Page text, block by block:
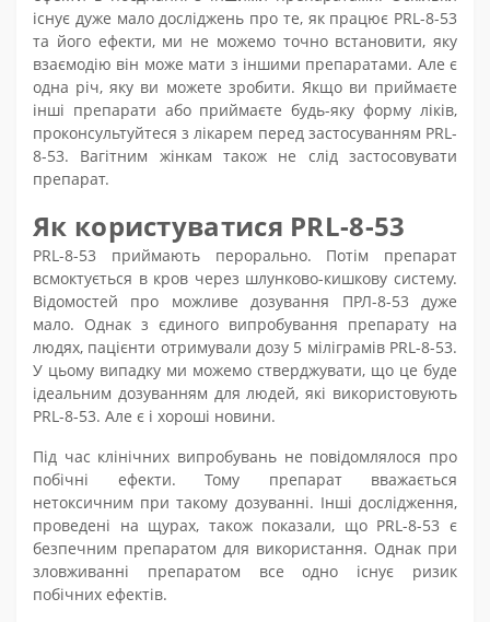
існує дуже мало досліджень про те, як працює PRL-8-53
та його ефекти, ми не можемо точно встановити, яку
взаємодію він може мати з іншими препаратами. Але є
одна річ, яку ви можете зробити. Якщо ви приймаєте
інші препарати або приймаєте будь-яку форму ліків,
проконсультуйтеся з лікарем перед застосуванням PRL-
8-53. Вагітним жінкам також не слід застосовувати
препарат.
Як користуватися PRL-8-53
PRL-8-53 приймають перорально. Потім препарат
всмоктується в кров через шлунково-кишкову систему.
Відомостей про можливе дозування ПРЛ-8-53 дуже
мало. Однак з єдиного випробування препарату на
людях, пацієнти отримували дозу 5 міліграмів PRL-8-53.
У цьому випадку ми можемо стверджувати, що це буде
ідеальним дозуванням для людей, які використовують
PRL-8-53. Але є і хороші новини.
Під час клінічних випробувань не повідомлялося про
побічні ефекти. Тому препарат вважається
нетоксичним при такому дозуванні. Інші дослідження,
проведені на щурах, також показали, що PRL-8-53 є
безпечним препаратом для використання. Однак при
зловживанні препаратом все одно існує ризик
побічних ефектів.